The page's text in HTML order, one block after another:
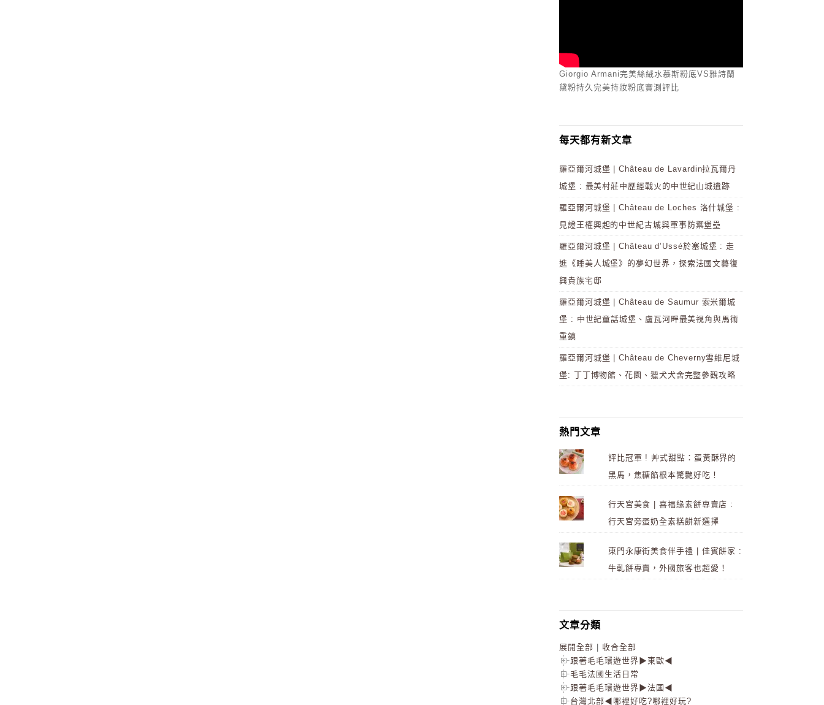
Giorgio Armani完美絲絨水慕斯粉底VS雅詩蘭
黛粉持久完美持妝粉底實測評比
每天都有新文章
羅亞爾河城堡 | Château de Lavardin拉瓦爾丹
城堡 : 最美村莊中歷經戰火的中世紀山城遺跡
羅亞爾河城堡 | Château de Loches 洛什城堡 :
見證王權興起的中世紀古城與軍事防禦堡壘
羅亞爾河城堡 | Château d’Ussé於塞城堡 : 走
進《睡美人城堡》的夢幻世界，探索法國文藝復
興貴族宅邸
羅亞爾河城堡 | Château de Saumur 索米爾城
堡 : 中世紀童話城堡、盧瓦河畔最美視角與馬術
重鎮
羅亞爾河城堡 | Château de Cheverny雪維尼城
堡: 丁丁博物館、花園、獵犬犬舍完整參觀攻略
熱門文章
評比冠軍 ! 艸式甜點：蛋黃酥界的
黑馬，焦糖餡根本驚艷好吃！
行天宮美食 | 喜福緣素餅專賣店 :
行天宮旁蛋奶全素糕餅新選擇
東門永康街美食伴手禮 | 佳賓餅家 :
牛軋餅專賣，外國旅客也超愛！
文章分類
展開全部
收合全部
跟著毛毛環遊世界▶東歐◀
毛毛法國生活日常
跟著毛毛環遊世界▶法國◀
台灣北部◀哪裡好吃?哪裡好玩?